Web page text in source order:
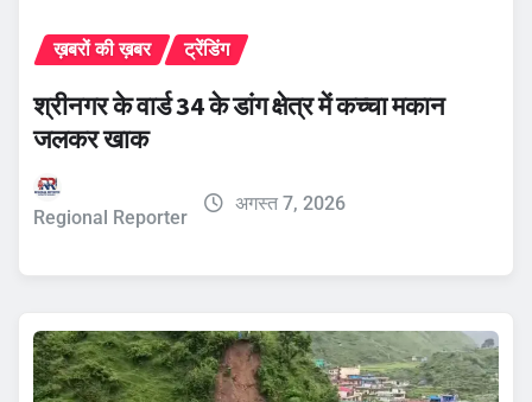
ख़बरों की ख़बर ट्रेंडिंग
श्रीनगर के वार्ड 34 के डांग क्षेत्र में कच्चा मकान
जलकर खाक
Regional Reporter
अगस्त 7, 2026